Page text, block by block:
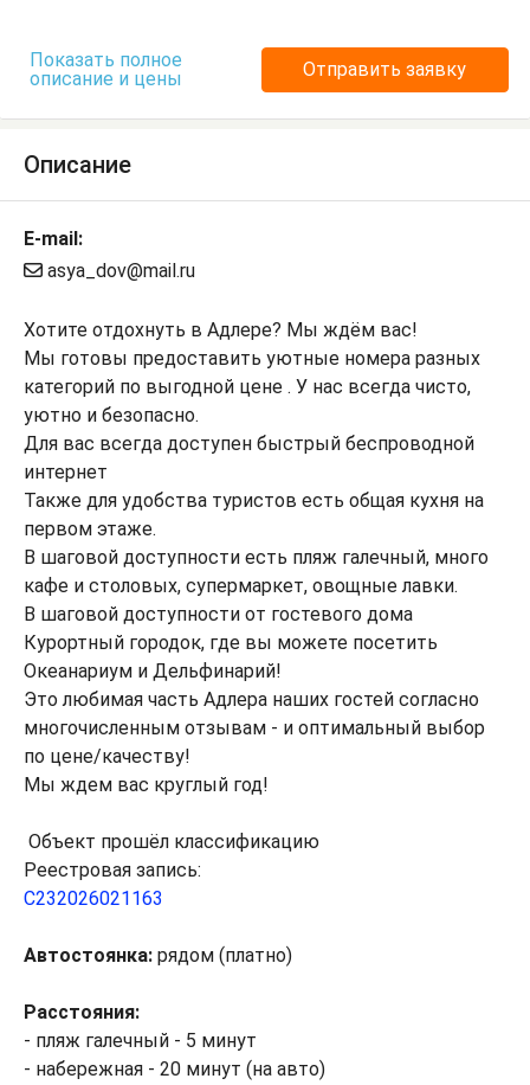
Показать полное
описание и цены
Отправить заявку
Описание
E-mail:
asya_dov@mail.ru
Хотите отдохнуть в Адлере? Мы ждём вас!
Мы готовы предоставить уютные номера разных
категорий по выгодной цене . У нас всегда чисто,
уютно и безопасно.
Для вас всегда доступен быстрый беспроводной
интернет
Также для удобства туристов есть общая кухня на
первом этаже.
В шаговой доступности есть пляж галечный, много
кафе и столовых, супермаркет, овощные лавки.
В шаговой доступности от гостевого дома
Курортный городок, где вы можете посетить
Океанариум и Дельфинарий!
Это любимая часть Адлера наших гостей согласно
многочисленным отзывам - и оптимальный выбор
по цене/качеству!
Мы ждем вас круглый год!
Объект прошёл классификацию
Реестровая запись:
С232026021163
Автостоянка: рядом (платно)
Расстояния:
- пляж галечный - 5 минут
- набережная - 20 минут (на авто)